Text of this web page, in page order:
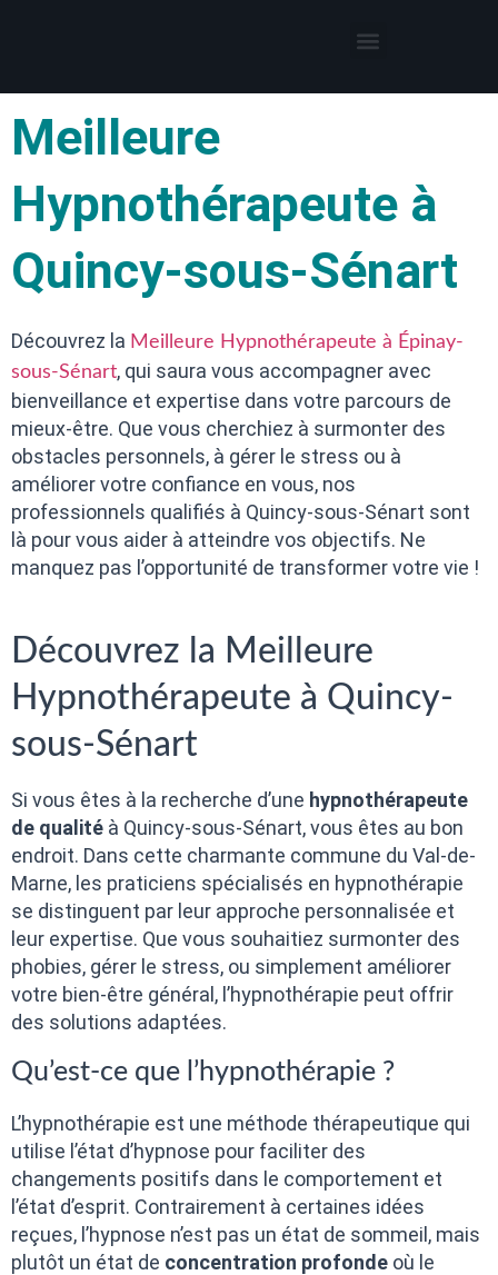
Meilleure
Hypnothérapeute à
Quincy-sous-Sénart
Découvrez la Meilleure Hypnothérapeute à Épinay-
sous-Sénart, qui saura vous accompagner avec
bienveillance et expertise dans votre parcours de
mieux-être. Que vous cherchiez à surmonter des
obstacles personnels, à gérer le stress ou à
améliorer votre confiance en vous, nos
professionnels qualifiés à Quincy-sous-Sénart sont
là pour vous aider à atteindre vos objectifs. Ne
manquez pas l’opportunité de transformer votre vie !
Découvrez la Meilleure
Hypnothérapeute à Quincy-
sous-Sénart
Si vous êtes à la recherche d’une hypnothérapeute
de qualité à Quincy-sous-Sénart, vous êtes au bon
endroit. Dans cette charmante commune du Val-de-
Marne, les praticiens spécialisés en hypnothérapie
se distinguent par leur approche personnalisée et
leur expertise. Que vous souhaitiez surmonter des
phobies, gérer le stress, ou simplement améliorer
votre bien-être général, l’hypnothérapie peut offrir
des solutions adaptées.
Qu’est-ce que l’hypnothérapie ?
L’hypnothérapie est une méthode thérapeutique qui
utilise l’état d’hypnose pour faciliter des
changements positifs dans le comportement et
l’état d’esprit. Contrairement à certaines idées
reçues, l’hypnose n’est pas un état de sommeil, mais
plutôt un état de concentration profonde où le